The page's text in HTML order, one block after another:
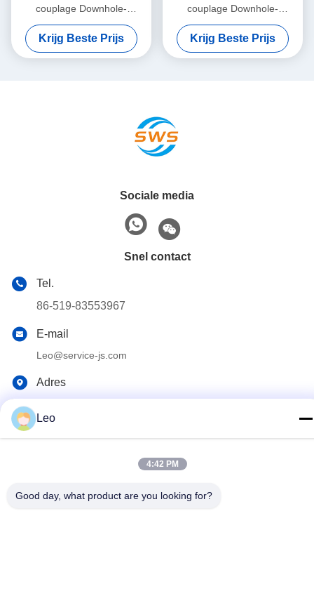
couplage Downhole-
boorgereedschap voor
Onshore-olie-
gasontwikkelingsprojecten,
Krijg Beste Prijs
couplage Downhole-
boorgereedschap voor
Onshore-olie-
gasontwikkelingsprojecten,
Krijg Beste Prijs
Sociale media
Snel contact
Tel.
86-519-83553967
E-mail
Leo@service-js.com
Adres
provincie Jiangsu, China
Privacybeleid |Sitemap
Leverancier. Copyright © 2023-2026 Jiangsu Service Petroleum
Leo
4:42 PM
Good day, what product are you looking for?